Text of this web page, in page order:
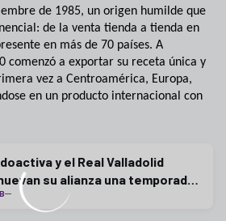
de 1985, un origen humilde que
de la venta tienda a tienda en
en más de 70 países. A
comenzó a exportar su receta única y
vez a Centroamérica, Europa,
en un producto internacional con
y el Real Valladolid
su alianza una temporada